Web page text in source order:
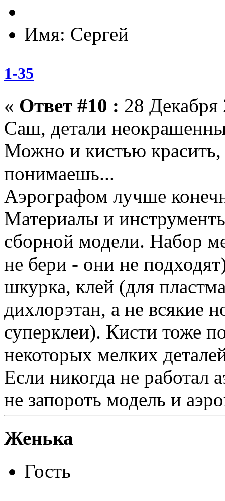
Имя: Сергей
1-35
« Ответ #10 : 28
Саш, детали
Можно и кистью красить,
понимаешь...
Аэрографом лучше
Материалы и
сборной модели. Набор
не бери - они не
шкурка, клей (для
дихлорэтан, а не всякие
суперклеи). Кисти тоже
некоторых мелких
Если никогда не работал
не запороть модель и
Женька
Гость